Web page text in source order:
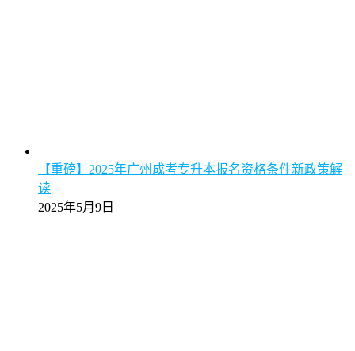
【重磅】2025年广州成考专升本报名资格条件新政策解
读
2025年5月9日